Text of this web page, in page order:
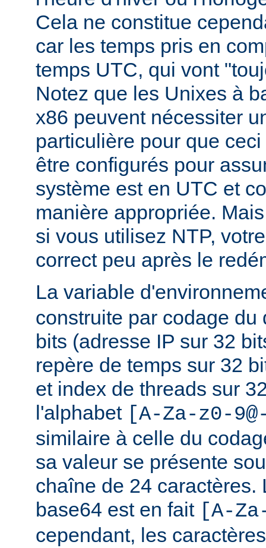
Cela ne constitue
car les temps pris en
temps UTC, qui vont
Notez que les Unixes à
x86 peuvent nécessiter
particulière pour que
être configurés pour
système est en UTC et
manière appropriée.
si vous utilisez NTP,
correct peu après le
La variable
construite par codage du
bits (adresse IP sur 32
repère de temps sur 32
et index de threads sur
l'alphabet [A-Za-z0-
similaire à celle du
sa valeur se présente
chaîne de 24 caractères.
base64 est en fait [A-
cependant, les